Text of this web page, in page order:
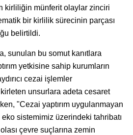
kirliliğin münferit olaylar zinciri
bir kirlilik sürecinin parçası
belirtildi.
sunulan bu somut kanıtlara
yetkisine sahip kurumların
cezai işlemler
unsurlara adeta cesaret
"Cezai yaptırım uygulanmayan
sistemimiz üzerindeki tahribatı
çevre suçlarına zemin